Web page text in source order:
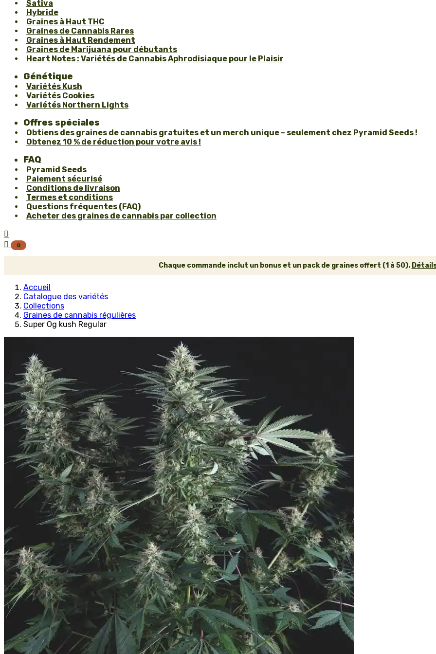
Sativa
Hybride
Graines à Haut THC
Graines de Cannabis Rares
Graines à Haut Rendement
Graines de Marijuana pour débutants
Heart Notes : Variétés de Cannabis Aphrodisiaque pour le Plaisir
Génétique
Variétés Kush
Variétés Cookies
Variétés Northern Lights
Offres spéciales
Obtiens des graines de cannabis gratuites et un merch unique – seulement chez Pyramid Seeds !
Obtenez 10 % de réduction pour votre avis !
FAQ
Pyramid Seeds
Paiement sécurisé
Conditions de livraison
Termes et conditions
Questions fréquentes (FAQ)
Acheter des graines de cannabis par collection


0
Chaque commande inclut un bonus et un pack de graines offert (1 à 50).
Accueil
Catalogue des variétés
Collections
Graines de cannabis régulières
Super Og kush Regular